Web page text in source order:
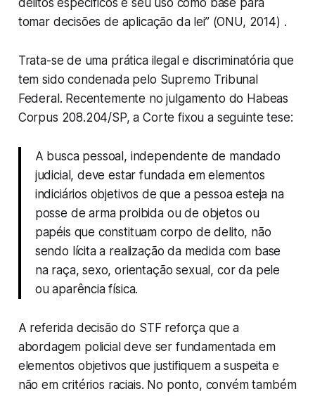
delitos específicos e seu uso como base para
tomar decisões de aplicação da lei” (ONU, 2014) .
Trata-se de uma prática ilegal e discriminatória que
tem sido condenada pelo Supremo Tribunal
Federal. Recentemente no julgamento do Habeas
Corpus 208.204/SP, a Corte fixou a seguinte tese:
A busca pessoal, independente de mandado
judicial, deve estar fundada em elementos
indiciários objetivos de que a pessoa esteja na
posse de arma proibida ou de objetos ou
papéis que constituam corpo de delito, não
sendo lícita a realização da medida com base
na raça, sexo, orientação sexual, cor da pele
ou aparência física.
A referida decisão do STF reforça que a
abordagem policial deve ser fundamentada em
elementos objetivos que justifiquem a suspeita e
não em critérios raciais. No ponto, convém também